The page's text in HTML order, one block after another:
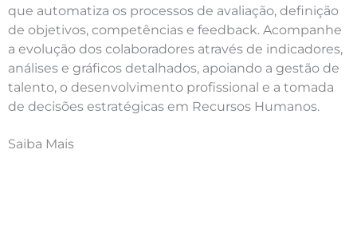
que automatiza os processos de avaliação, definição
de objetivos, competências e feedback. Acompanhe
a evolução dos colaboradores através de indicadores,
análises e gráficos detalhados, apoiando a gestão de
talento, o desenvolvimento profissional e a tomada
de decisões estratégicas em Recursos Humanos.
Saiba Mais